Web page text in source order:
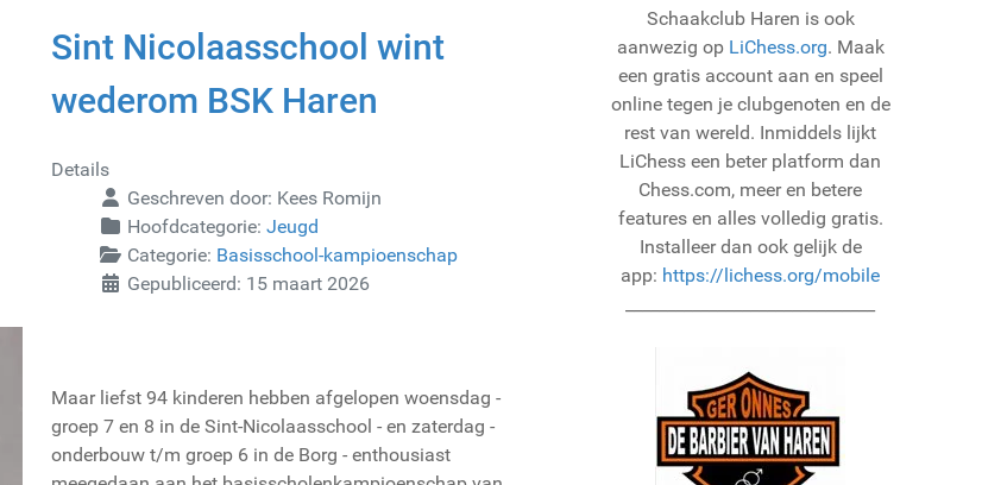
Sint Nicolaasschool wint
wederom BSK Haren
Details
Geschreven door: Kees Romijn
Hoofdcategorie: Jeugd
Categorie: Basisschool-kampioenschap
Gepubliceerd: 15 maart 2026
Maar liefst 94 kinderen hebben afgelopen woensdag -
groep 7 en 8 in de Sint-Nicolaasschool - en zaterdag -
onderbouw t/m groep 6 in de Borg - enthousiast
Schaakclub Haren is ook
aanwezig op LiChess.org. Maak
een gratis account aan en speel
online tegen je clubgenoten en de
rest van wereld. Inmiddels lijkt
LiChess een beter platform dan
Chess.com, meer en betere
features en alles volledig gratis.
Installeer dan ook gelijk de
app: https://lichess.org/mobile